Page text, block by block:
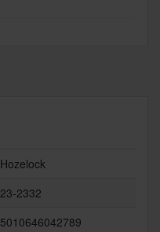
Hozelock
23-2332
5010646042789